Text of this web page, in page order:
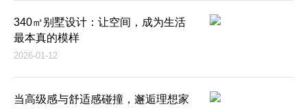
340㎡别墅设计：让空间，成为生活
最本真的模样
2026-01-12
当高级感与舒适感碰撞，邂逅理想家